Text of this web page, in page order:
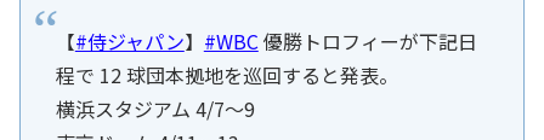
【#侍ジャパン】 #WBC優勝トロフィーが下記日
程で 12 球団本拠地を巡回すると発表。
横浜スタジアム 4/7〜9